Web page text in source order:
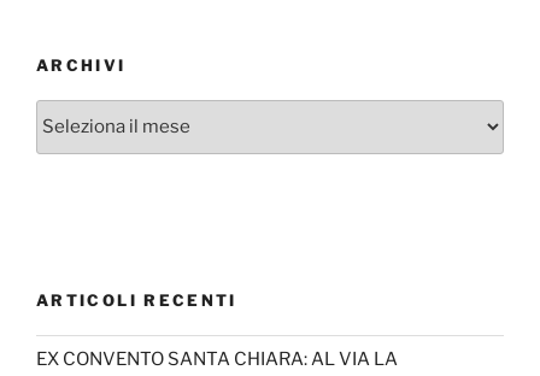
ARCHIVI
ARTICOLI RECENTI
EX CONVENTO SANTA CHIARA: AL VIA LA